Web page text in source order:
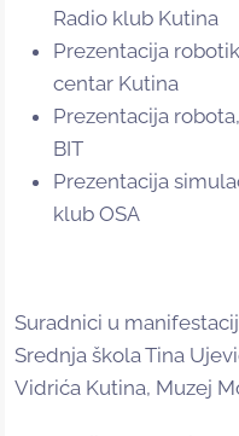
Radio klub Kutina
Prezentacija
centar Kutina
Prezentacija
BIT
Prezentacija
klub OSA
Suradnici u
Srednja škola Tina
Vidrića Kutina, Muzej